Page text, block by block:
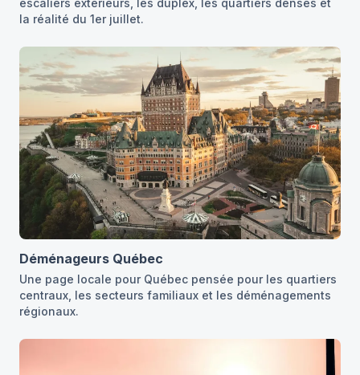
escaliers extérieurs, les duplex, les quartiers denses et
la réalité du 1er juillet.
Déménageurs Québec
Une page locale pour Québec pensée pour les quartiers
centraux, les secteurs familiaux et les déménagements
régionaux.